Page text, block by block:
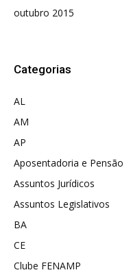
outubro 2015
Categorias
AL
AM
AP
Aposentadoria e Pensão
Assuntos Jurídicos
Assuntos Legislativos
BA
CE
Clube FENAMP